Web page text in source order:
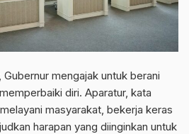
Gubernur mengajak untuk berani
diri. Aparatur, kata
masyarakat, bekerja keras
harapan yang diinginkan untuk